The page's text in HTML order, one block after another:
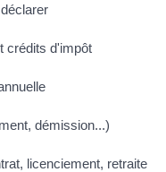
crédits d'impôt
démission...)
licenciement, retraite